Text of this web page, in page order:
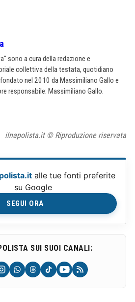
sono a cura della redazione e
collettiva della testata, quotidiano
nel 2010 da Massimiliano Gallo e
responsabile: Massimiliano Gallo.
ilnapolista.it © Riproduzione riservata
alle tue fonti preferite
su Google
SEGUI ORA
SUI SUOI CANALI: